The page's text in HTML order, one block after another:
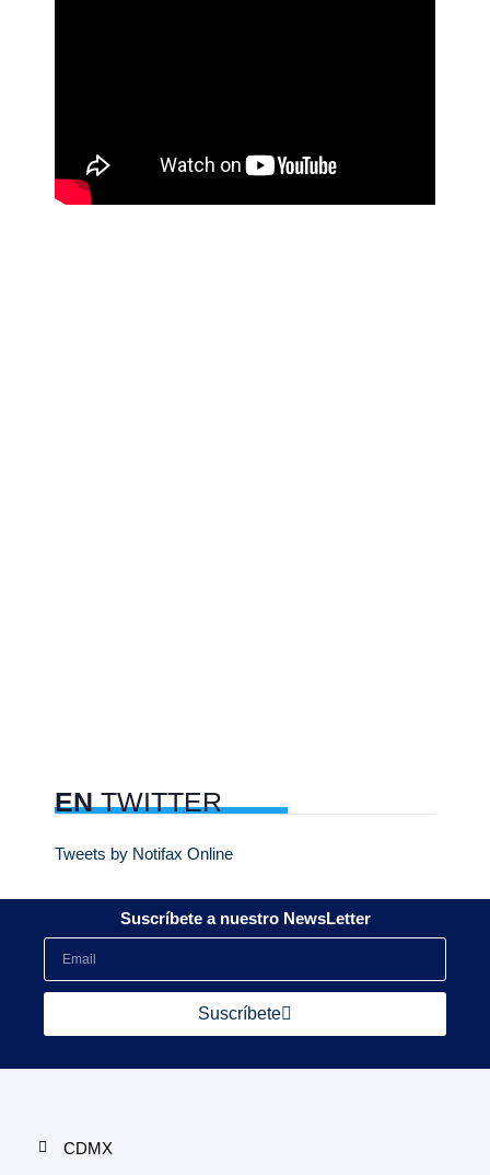
ENTWITTER
Tweets by Notifax Online
Suscríbete a nuestro NewsLetter
Suscríbete
CDMX